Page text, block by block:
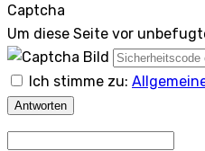
Captcha
Um diese Seite vor
Ich stimme zu:
Antworten